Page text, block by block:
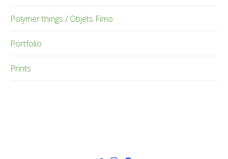
Polymer things / Objets Fimo
Portfolio
Prints